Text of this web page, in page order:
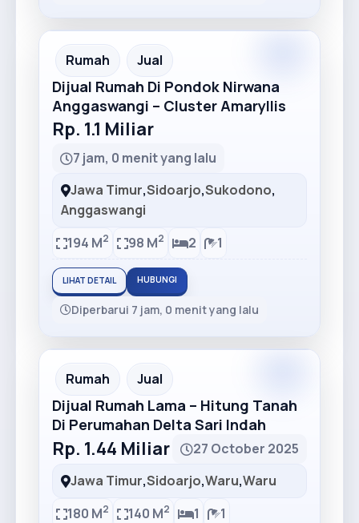
Recommended
Rumah Jual
Dijual Rumah Di Pondok Nirwana
Anggaswangi – Cluster Amaryllis
Rp. 1.1 Miliar
7 jam, 0 menit yang lalu
Jawa Timur,Sidoarjo,Sukodono,
Anggaswangi
194 M2 98 M2 2 1
LIHAT DETAIL HUBUNGI
Diperbarui 7 jam, 0 menit yang lalu
Recommended
Rumah Jual
Dijual Rumah Lama – Hitung Tanah
Di Perumahan Delta Sari Indah
Rp. 1.44 Miliar
27 October 2025
Jawa Timur,Sidoarjo,Waru,Waru
180 M2 140 M2 1 1